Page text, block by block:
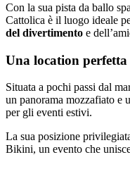
Con la sua pista da ballo
Cattolica è il luogo ideale
del divertimento e
Una location
Situata a pochi passi dal
un panorama mozzafiato e
per gli eventi estivi.
La sua posizione
Bikini, un evento che